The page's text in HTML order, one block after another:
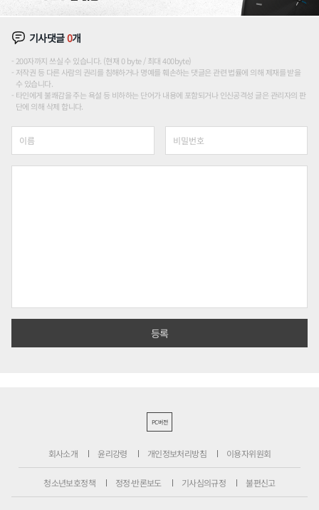
기사댓글0개
200자까지 쓰실 수 있습니다. (현재 0 byte / 최대 400byte)
저작권 등 다른 사람의 권리를 침해하거나 명예를 훼손하는 댓글은 관련 법률에 의해 제재를 받을
수 있습니다.
타인에게 불쾌감을 주는 욕설 등 비하하는 단어가 내용에 포함되거나 인신공격성 글은 관리자의 판
단에 의해 삭제 합니다.
PC버전
회사소개 윤리강령 개인정보처리방침 이용자위원회
청소년보호정책 정정·반론보도 기사심의규정 불편신고